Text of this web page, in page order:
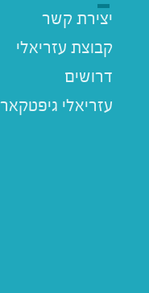
יצירת קשר
קבוצת עזריאלי
דרושים